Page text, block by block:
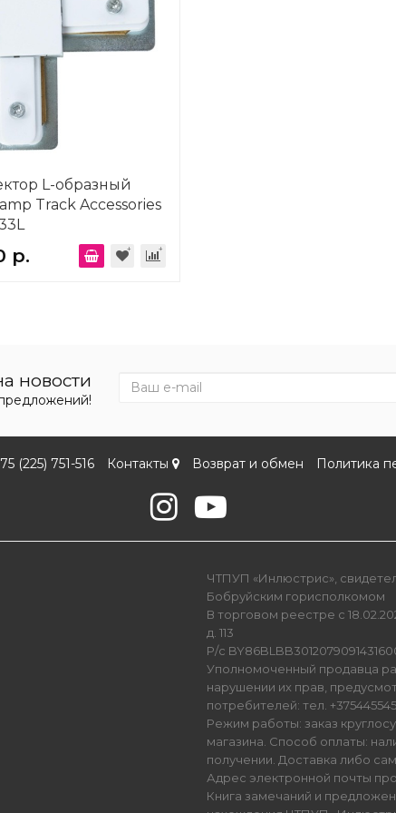
L-образный
Track Accessories
р.
новости
(225) 751-516 Контакты Возврат и обмен Политика
ЧТПУП «Инлюстрис»,
Бобруйским горисполкомом
В торговом реестре с
д. 113
Р/с
Уполномоченный продавца
нарушении их прав,
потребителей: тел.
Режим работы: заказ
магазина. Способ оплаты:
получении. Доставка либо
Адрес электронной почты
Книга замечаний и